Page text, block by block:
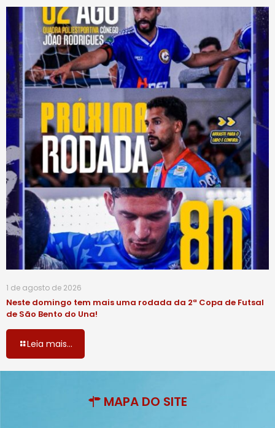
1 de agosto de 2026
Neste domingo tem mais uma rodada da 2ª Copa de Futsal
de São Bento do Una!
Leia mais...
MAPA DO SITE